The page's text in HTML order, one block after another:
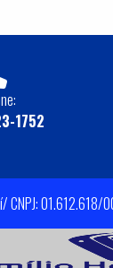
1752
CNPJ: